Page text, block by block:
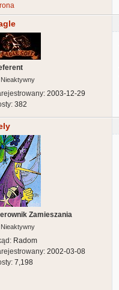
Nieaktywny
2003-12-29
382
Zamieszania
Nieaktywny
Radom
2002-03-08
7,198